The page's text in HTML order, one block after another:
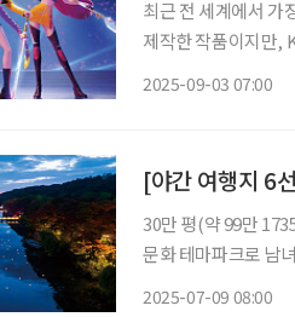
최근 전 세계에서 가
제작한 작품이지만,
2025-09-03 07:00
[야간 여행지 6
30만 평(약 99만
문화 테마파크로 남
2025-07-09 08:00